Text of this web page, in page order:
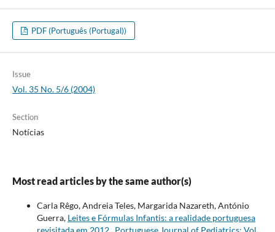
PDF (Português (Portugal))
Issue
Vol. 35 No. 5/6 (2004)
Section
Notícias
Most read articles by the same author(s)
Carla Rêgo, Andreia Teles, Margarida Nazareth, António
Guerra, Leites e Fórmulas Infantis: a realidade portuguesa
revisitada em 2012, Portuguese Journal of Pediatrics: Vol.